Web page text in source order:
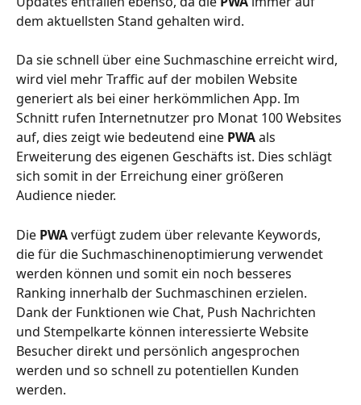
dem aktuellsten Stand gehalten wird.
Da sie schnell über eine Suchmaschine erreicht wird,
wird viel mehr Traffic auf der mobilen Website
generiert als bei einer herkömmlichen App. Im
Schnitt rufen Internetnutzer pro Monat 100 Websites
auf, dies zeigt wie bedeutend eine PWA als
Erweiterung des eigenen Geschäfts ist. Dies schlägt
sich somit in der Erreichung einer größeren
Audience nieder.
Die PWA verfügt zudem über relevante Keywords,
die für die Suchmaschinenoptimierung verwendet
werden können und somit ein noch besseres
Ranking innerhalb der Suchmaschinen erzielen.
Dank der Funktionen wie Chat, Push Nachrichten
und Stempelkarte können interessierte Website
Besucher direkt und persönlich angesprochen
werden und so schnell zu potentiellen Kunden
werden.